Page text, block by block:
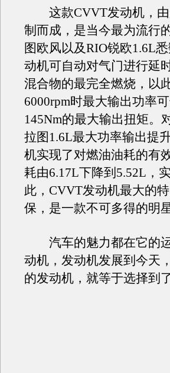
这款CVVT发动机，由
制而成，是当今最为流行
图欧风以及RIO锐欧1.6L
动机可自动对气门进行延
混合物的最完全燃烧，以
6000rpm时最大输出功率
145Nm的最大输出扭矩。
拉图1.6L最大功率输出提
机实现了对燃油油耗的有
耗由6.17L下降到5.52L，
此，CVVT发动机最大的
保，是一款不可多得的明
汽车的魅力都在它的运
动机，发动机发展到今天
的发动机，就等于选择到